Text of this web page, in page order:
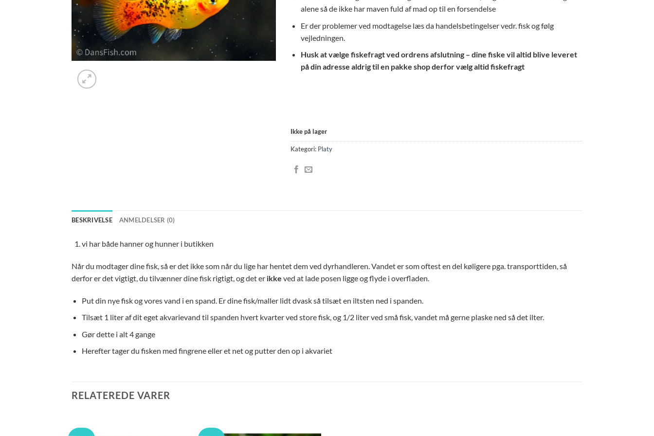
alene så de ikke har maven fuld af mad op til en forsendelse
Er der problemer ved modtagelse læs da handelsbetingelser vedr. fisk og følg
vejledningen.
Husk at vælge fiskefragt ved ordrens afslutning – dine fiske vil altid blive leveret
på din adresse aldrig til en pakke shop derfor vælg altid fiskefragt
Ikke på lager
Kategori: Platy
BESKRIVELSE ANMELDELSER (0)
vi har både hanner og hunner i butikken
Når du modtager dine fisk, så er det ikke som når du lige har hentet dem ved dyrhandleren. Vandet er som oftest en del køligere pga. transporttiden, så
derfor er det vigtigt, du tilvænner dine fisk rigtigt, og det er ikke ved at lade posen ligge og flyde i overfladen.
Put din nye fisk og vores vand i en spand. Er dine fisk/maller lidt dvask så tilsæt en iltsten ned i spanden.
Tilsæt 1 liter af dit eget akvarievand til spanden hvert kvarter ved store fisk, og 1/2 liter ved små fisk, vandet må gerne plaske ned så det ilter.
Gør dette i alt 4 gange
Herefter tager du fisken med fingrene eller et net og putter den op i akvariet
RELATEREDE VARER